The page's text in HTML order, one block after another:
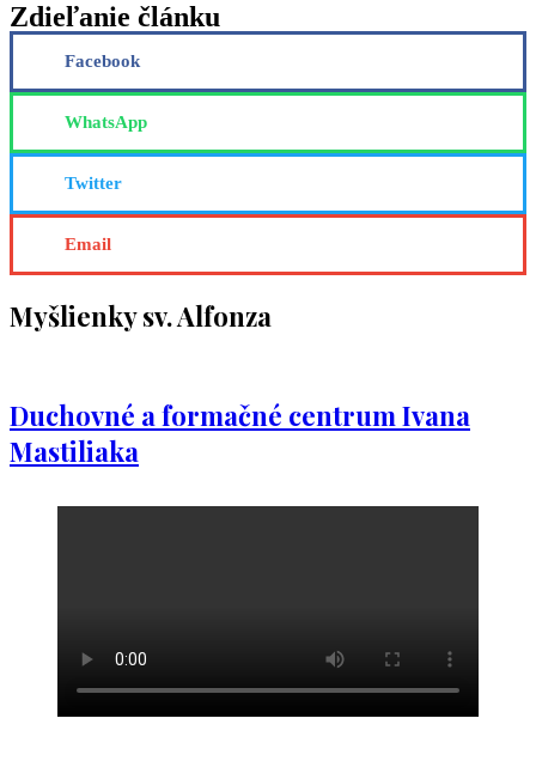
Zdieľanie článku
Facebook
WhatsApp
Twitter
Email
Myšlienky sv. Alfonza
Duchovné a formačné centrum Ivana
Mastiliaka